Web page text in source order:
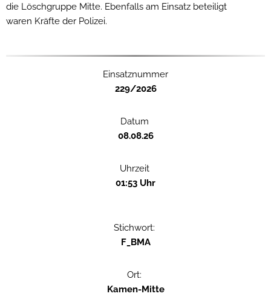
die Löschgruppe Mitte. Ebenfalls am Einsatz beteiligt
waren Kräfte der Polizei.
Einsatznummer
229/2026
Datum
08.08.26
Uhrzeit
01:53 Uhr
Stichwort:
F_BMA
Ort:
Kamen-Mitte